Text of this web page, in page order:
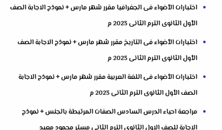
اختبارات الأضواء فى الجغرافيا مقرر شهر مارس + نموذج الاجابة الصف
الأول الثانوى الترم الثانى 2023 م
اختبارات الأضواء فى التاريخ مقرر شهر مارس + نموذج الاجابة الصف
الأول الثانوى الترم الثانى 2023 م
اختبارات الأضواء فى اللغة العربية مقرر شهر مارس + نموذج الاجابة
الصف الأول الثانوى الترم الثانى 2023 م
مراجعة احياء الدرس السادس الصفات المرتبطة بالجنس + نموذج